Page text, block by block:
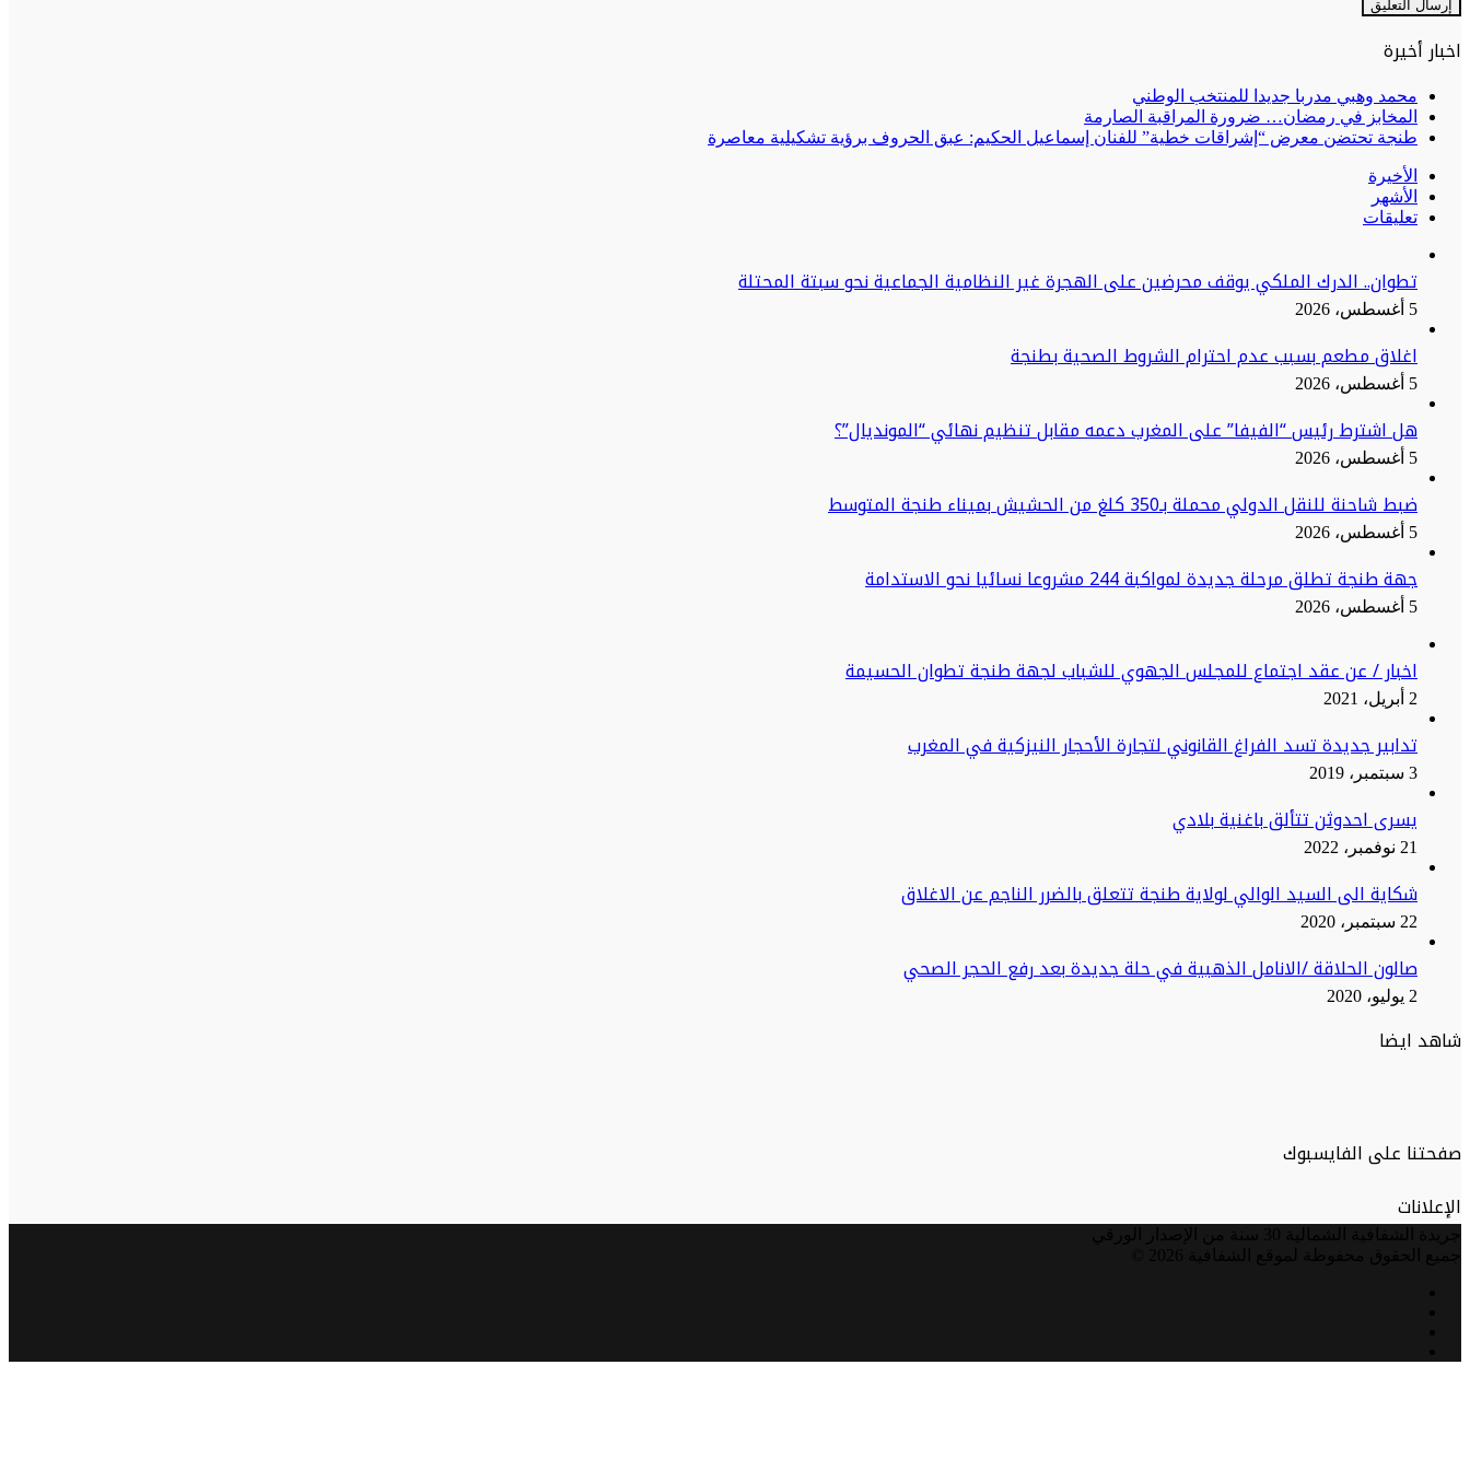
اخبار أخيرة
محمد وهبي مدربا جديدا للمنتخب الوطني
المخابز في رمضان… ضرورة المراقبة الصارمة
طنجة تحتضن معرض “إشراقات خطية” للفنان إسماعيل الحكيم: عبق الحروف برؤية تشكيلية معاصرة
الأخيرة
الأشهر
تعليقات
تطوان.. الدرك الملكي يوقف محرضين على الهجرة غير النظامية الجماعية نحو سبتة المحتلة
5 أغسطس، 2026
اغلاق مطعم بسبب عدم احترام الشروط الصحية بطنجة
5 أغسطس، 2026
هل اشترط رئيس “الفيفا” على المغرب دعمه مقابل تنظيم نهائي “المونديال”؟
5 أغسطس، 2026
ضبط شاحنة للنقل الدولي محملة بـ350 كلغ من الحشيش بميناء طنجة المتوسط
5 أغسطس، 2026
جهة طنجة تطلق مرحلة جديدة لمواكبة 244 مشروعا نسائيا نحو الاستدامة
5 أغسطس، 2026
اخبار / عن عقد اجتماع للمجلس الجهوي للشباب لجهة طنجة تطوان الحسيمة
2 أبريل، 2021
تدابير جديدة تسد الفراغ القانوني لتجارة الأحجار النيزكية في المغرب
3 سبتمبر، 2019
يسرى احدوثن تتألق باغنية بلادي
21 نوفمبر، 2022
شكاية الى السيد الوالي لولاية طنجة تتعلق بالضرر الناجم عن الاغلاق
22 سبتمبر، 2020
صالون الحلاقة /الانامل الذهبية في حلة جديدة بعد رفع الحجر الصحي
2 يوليو، 2020
شاهد ايضا
صفحتنا على الفايسبوك
الإعلانات